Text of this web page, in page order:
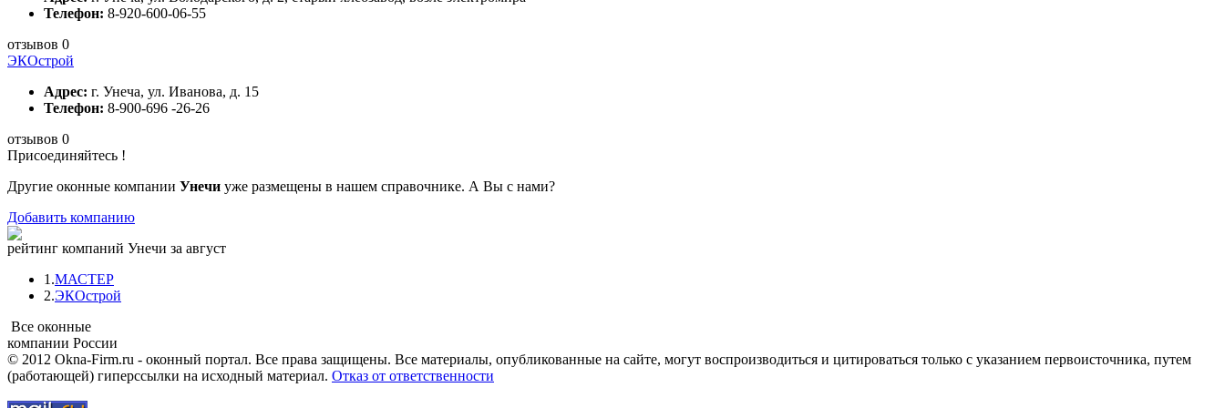
Телефон: 8-920-600-06-55
отзывов 0
ЭКОстрой
Адрес: г. Унеча, ул. Иванова, д. 15
Телефон: 8-900-696 -26-26
отзывов 0
Присоединяйтесь !
Другие оконные компании Унечи уже размещены в нашем справочнике. А Вы с нами?
Добавить компанию
рейтинг компаний Унечи за август
1.МАСТЕР
2.ЭКОстрой
Все оконные
компании России
© 2012 Okna-Firm.ru - оконный портал. Все права защищены. Все материалы, опубликованные на сайте, могут воспроизводиться и цитироваться только с указанием первоисточника, путем
(работающей) гиперссылки на исходный материал. Отказ от ответственности